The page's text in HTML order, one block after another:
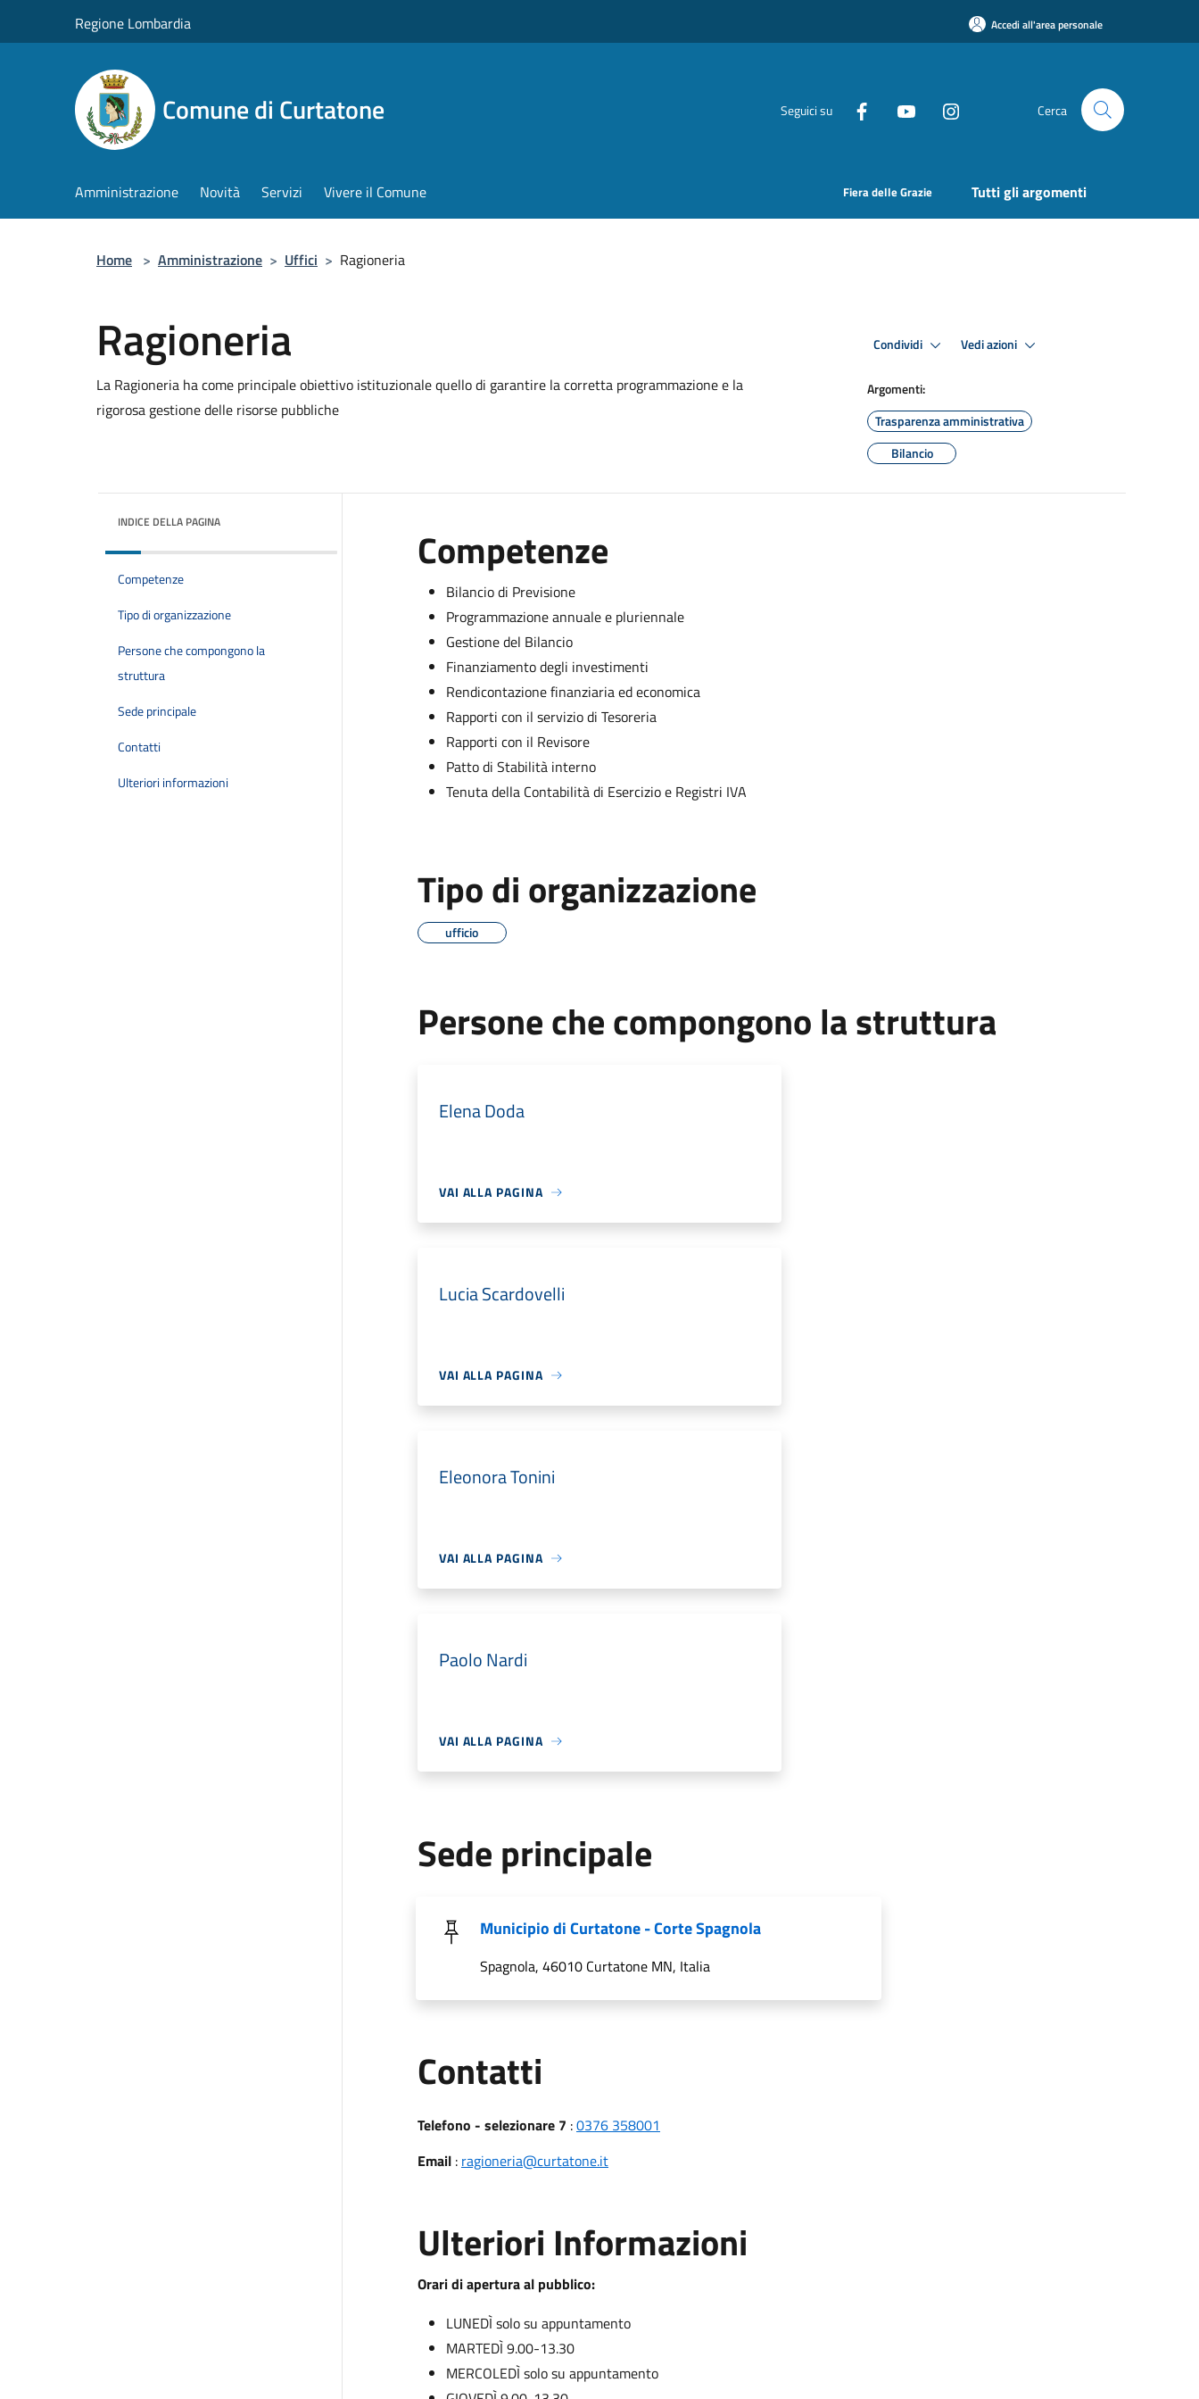
Regione Lombardia Accedi all'area personale
Comune di Curtatone Seguici su Cerca
Amministrazione Novità Servizi Vivere il Comune Fiera delle Grazie Tutti gli argomenti
Home > Amministrazione > Uffici > Ragioneria
Ragioneria
La Ragioneria ha come principale obiettivo istituzionale quello di garantire la corretta programmazione e la
rigorosa gestione delle risorse pubbliche
Condividi Vedi azioni
Argomenti:
Trasparenza amministrativa
Bilancio
INDICE DELLA PAGINA
Competenze
Tipo di organizzazione
Persone che compongono la
struttura
Sede principale
Contatti
Ulteriori informazioni
Competenze
Bilancio di Previsione
Programmazione annuale e pluriennale
Gestione del Bilancio
Finanziamento degli investimenti
Rendicontazione finanziaria ed economica
Rapporti con il servizio di Tesoreria
Rapporti con il Revisore
Patto di Stabilità interno
Tenuta della Contabilità di Esercizio e Registri IVA
Tipo di organizzazione
ufficio
Persone che compongono la struttura
Elena Doda
VAI ALLA PAGINA
Lucia Scardovelli
VAI ALLA PAGINA
Eleonora Tonini
VAI ALLA PAGINA
Paolo Nardi
VAI ALLA PAGINA
Sede principale
Municipio di Curtatone - Corte Spagnola
Spagnola, 46010 Curtatone MN, Italia
Contatti
Telefono - selezionare 7 :0376 358001
Email: ragioneria@curtatone.it
Ulteriori Informazioni
Orari di apertura al pubblico:
LUNEDÌ solo su appuntamento
MARTEDÌ 9.00-13.30
MERCOLEDÌ solo su appuntamento